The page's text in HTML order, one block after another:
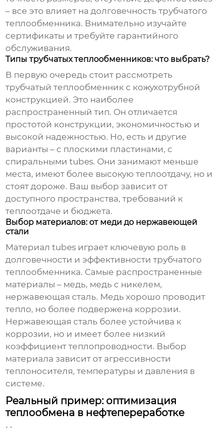
– все это влияет на долговечностьтрубчатого
теплообменника. Внимательно изучайте
сертификаты и требуйте гарантийного
обслуживания.
Типы трубчатых теплообменников: что выбрать?
В первую очередь стоит рассмотреть
трубчатый теплообменник с кожухотрубной
конструкцией. Это наиболее
распространенный тип. Он отличается
простотой конструкции, экономичностью и
высокой надежностью. Но, есть и другие
варианты – с плоскими пластинами, с
спиральными tubes. Они занимают меньше
места, имеют более высокую теплоотдачу, но и
стоят дороже. Ваш выбор зависит от
доступного пространства, требований к
теплоотдаче и бюджета.
Выбор материалов: от меди до нержавеющей
стали
Материал tubes играет ключевую роль в
долговечности и эффективноститрубчатого
теплообменника. Самые распространенные
материалы – медь, медь с никелем,
нержавеющая сталь. Медь хорошо проводит
тепло, но более подвержена коррозии.
Нержавеющая сталь более устойчива к
коррозии, но и имеет более низкий
коэффициент теплопроводности. Выбор
материала зависит от агрессивности
теплоносителя, температуры и давления в
системе.
Реальный пример: оптимизация
теплообмена в нефтепереработке